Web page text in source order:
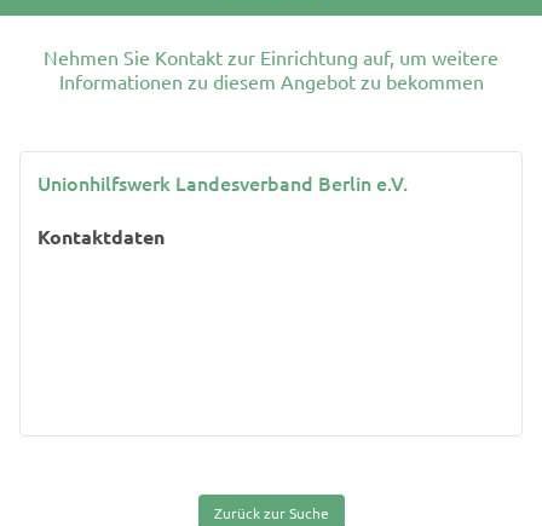
Nehmen Sie Kontakt zur Einrichtung auf, um weitere
Informationen zu diesem Angebot zu bekommen
Unionhilfswerk Landesverband Berlin e.V.
Kontaktdaten
Zurück zur Suche